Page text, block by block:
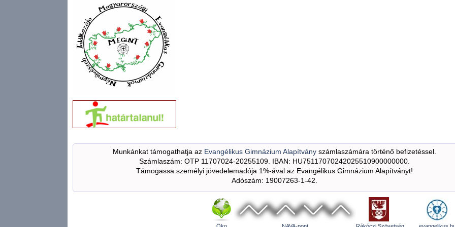
Munkánkat támogathatja az Evangélikus Gimnázium Alapítványszámlaszámára történő befizetéssel.
Számlaszám: OTP 11707024-20255109. IBAN: HU75117070242025510900000000.
Támogassa személyi jövedelemadója 1%-ával az Evangélikus Gimnázium Alapítványt!
Adószám: 19007263-1-42.